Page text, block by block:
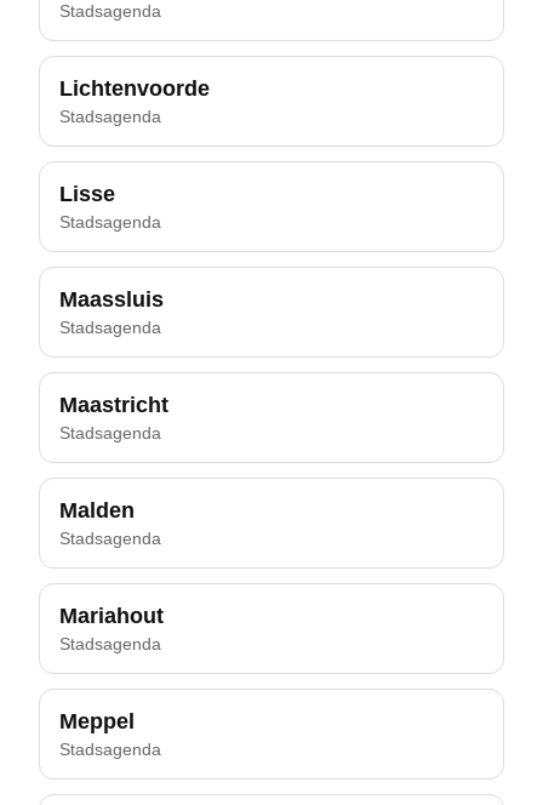
Stadsagenda
Lichtenvoorde
Stadsagenda
Lisse
Stadsagenda
Maassluis
Stadsagenda
Maastricht
Stadsagenda
Malden
Stadsagenda
Mariahout
Stadsagenda
Meppel
Stadsagenda